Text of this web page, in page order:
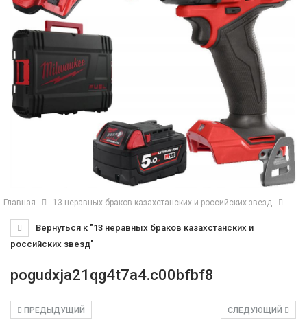
Главная 13 неравных браков казахстанских и российских звезд
Вернуться к "13 неравных браков казахстанских и
российских звезд"
pogudxja21qg4t7a4.c00bfbf8
СЛЕДУЮЩИЙ
ПРЕДЫДУЩИЙ